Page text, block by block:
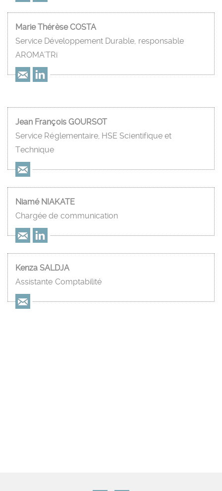
Marie Thérèse COSTA
Service Développement Durable, responsable
AROMA’TRi
Jean François GOURSOT
Service Réglementaire, HSE Scientifique et
Technique
Niamé NIAKATE
Chargée de communication
Kenza SALDJA
Assistante Comptabilité